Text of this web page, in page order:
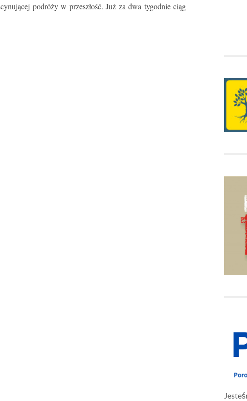
podróży w przeszłość. Już za dwa tygodnie ciąg